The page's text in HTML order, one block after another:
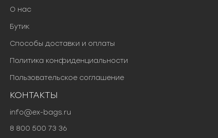
О нас
Бутик
Способы доставки и оплаты
Политика конфиденциальности
Пользовательское соглашение
КОНТАКТЫ
info@ex-bags.ru
8 800 500 73 36